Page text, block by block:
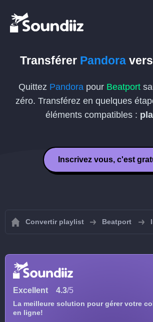
Transférer Pandora vers
Quittez Pandora pour Beatport
zéro. Transférez en quelques
éléments compatibles :
Inscrivez vous, c'est
Convertir playlist Beatport
Excellent 4.3/5
La meilleure solution pour gérer votre
en ligne!